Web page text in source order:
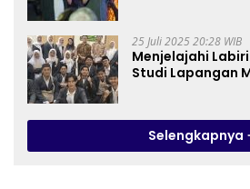
25 Juli 2025 20:28 WIB
Menjelajahi
Studi Lapangan
Selengkapnya